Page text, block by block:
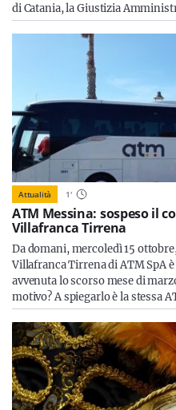
nostra newsletter
di Catania, la Giustizia
Attualità 1'
ATM Messina: sospeso il
Villafranca Tirrena
Da domani, mercoledì 15
Villafranca Tirrena di ATM SpA
avvenuta lo scorso mese di
motivo? A spiegarlo è la stessa